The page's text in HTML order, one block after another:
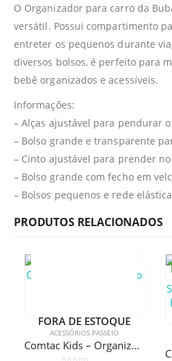
O Organizador para carro da
versátil. Possui compartimento
entreter os pequenos durante
diversos bolsos, é perfeito para
bebê organizados e acessíveis.
Informações:
– Alças ajustável para pendurar
– Bolso grande e transparente
– Cinto ajustável para prender
– Bolso grande com fecho em
– Bolsos pequenos e rede
PRODUTOS RELACIONADOS
FORA DE ESTOQUE
ACESSÓRIOS PASSEIO
Comtac Kids – Organizador para Banco de Carro